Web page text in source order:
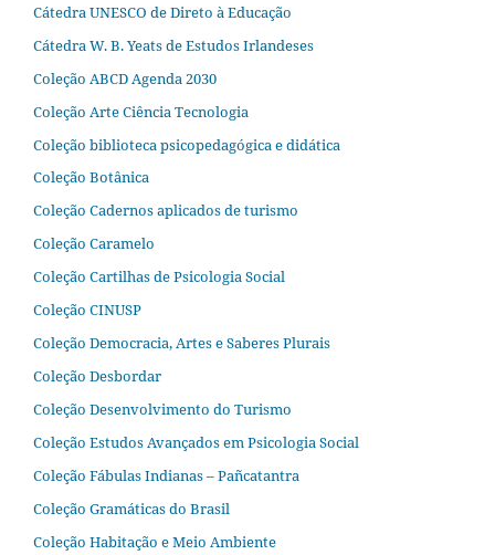
Cátedra UNESCO de Direto à Educação
Cátedra W. B. Yeats de Estudos Irlandeses
Coleção ABCD Agenda 2030
Coleção Arte Ciência Tecnologia
Coleção biblioteca psicopedagógica e didática
Coleção Botânica
Coleção Cadernos aplicados de turismo
Coleção Caramelo
Coleção Cartilhas de Psicologia Social
Coleção CINUSP
Coleção Democracia, Artes e Saberes Plurais
Coleção Desbordar
Coleção Desenvolvimento do Turismo
Coleção Estudos Avançados em Psicologia Social
Coleção Fábulas Indianas – Pañcatantra
Coleção Gramáticas do Brasil
Coleção Habitação e Meio Ambiente